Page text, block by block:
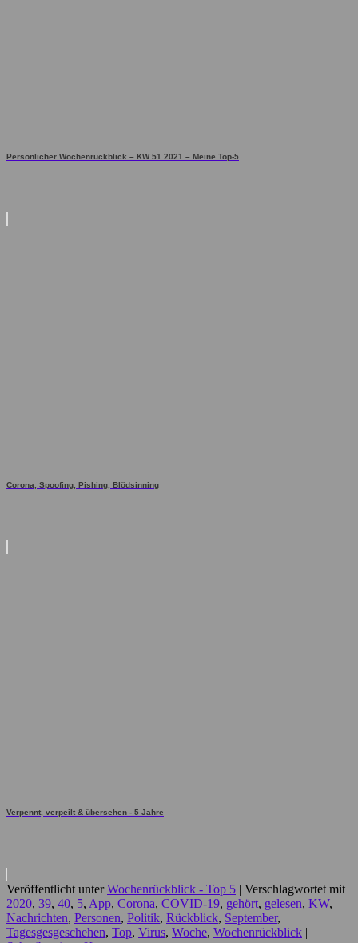
Persönlicher Wochenrückblick – KW 51 2021 – Meine Top-5
Corona, Spoofing, Pishing, Blödsinning
Verpennt, verpeilt & übersehen - 5 Jahre
Veröffentlicht unter Wochenrückblick - Top 5 | Verschlagwortet mit
2020, 39, 40, 5, App, Corona, COVID-19, gehört, gelesen, KW,
Nachrichten, Personen, Politik, Rückblick, September,
Tagesgesgeschehen, Top, Virus, Woche, Wochenrückblick |